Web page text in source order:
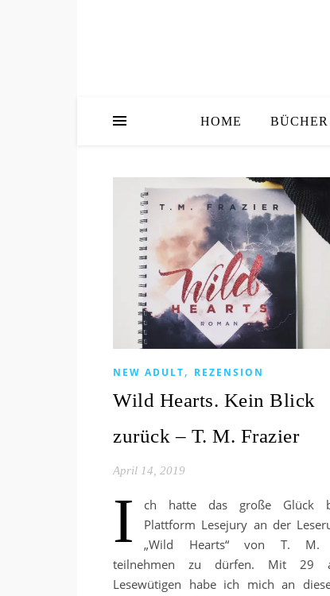
HOME BÜCHER
NEW ADULT, REZENSION
Wild Hearts. Kein Blick
zurück – T. M. Frazier
April 14, 2019
I
ch hatte das große Glück
Plattform Lesejury an der
„Wild Hearts“ von T. M.
teilnehmen zu dürfen. Mit 29
Lesewütigen habe ich mich an